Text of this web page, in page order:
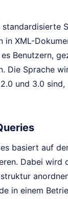
XML-
Benutzern,
Die Sprache
und 3.0
basiert auf
Dabei wird
in einem